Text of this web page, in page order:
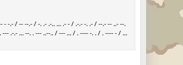
- -.- / -- --.- / -. .- .-.. ... .- - / .-.- -. .- / --.- -- ..- --.
.-.- ... --. . --- ..--.. / --- ... / . ---- -. . / . ---- - / ...